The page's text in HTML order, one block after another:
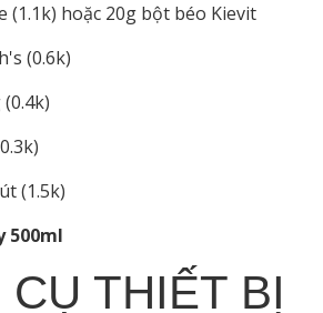
(1.1k) hoặc 20g bột béo Kievit
(0.6k)
(1.5k)
500ml
CỤ THIẾT BỊ